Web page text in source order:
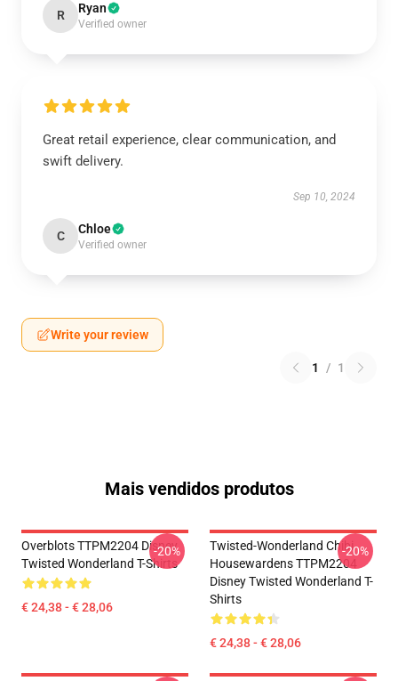
R Ryan
Verified owner
Great retail experience, clear communication, and
swift delivery.
Sep 10, 2024
C Chloe
Verified owner
Write your review
1 / 1
Mais vendidos produtos
Overblots TTPM2204 Disney
Twisted Wonderland T-Shirts
€ 24,38 - € 28,06
-20%
Twisted-Wonderland Chibi
Housewardens TTPM2204
Disney Twisted Wonderland T-
Shirts
€ 24,38 - € 28,06
-20%